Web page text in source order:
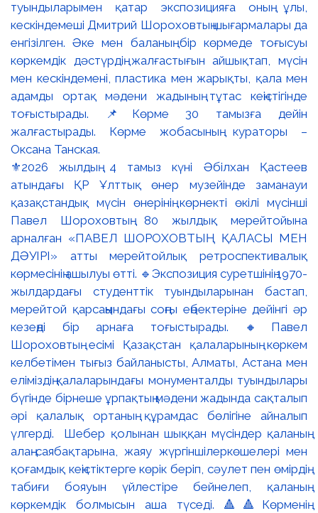
⚜️2026 жылдың 4 тамыз күні Әбілхан Қастеев
атындағы ҚР Ұлттық өнер музейінде заманауи
қазақстандық мүсін өнерінің көрнекті өкілі мүсінші
Павел Шороховтың 80 жылдық мерейтойына
арналған «ПАВЕЛ ШОРОХОВТЫҢ ҚАЛАСЫ МЕН
ДӘУІРІ» атты мерейтойлық ретроспективалық
көрмесінің ашылуы өтті. 🔹Экспозиция суретшінің 1970-
жылдардағы студенттік туындыларынан бастап,
мерейтой қарсаңындағы соңғы еңбектеріне дейінгі әр
кезеңді бір арнаға тоғыстырады. 🔸Павел
Шороховтың есімі Қазақстан қалаларының көркем
келбетімен тығыз байланысты, Алматы, Астана мен
еліміздің қалаларындағы монументалды туындылары
бүгінде бірнеше ұрпақтың мәдени жадында сақталып
әрі қалалық ортаның құрамдас бөлігіне айналып
үлгерді. Шебер қолынан шыққан мүсіндер қаланың
алаң-саябақтарына, жаяу жүргіншілеркөшелері мен
қоғамдық кеңістіктерге көрік беріп, сәулет пен өмірдің
табиғи бояуын үйлестіре бейнелеп, қаланың
көркемдік болмысын аша түседі. 🔺🔺Көрменің